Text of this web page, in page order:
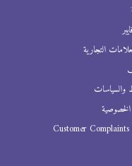
التجارية
والسياسات
Customer